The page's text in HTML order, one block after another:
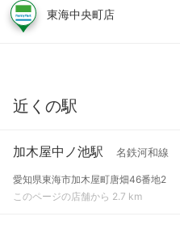
東海中央町店
近くの駅
加木屋中ノ池駅 名鉄河和線
愛知県東海市加木屋町唐畑46番地2
このページの店舗から 2.7 km